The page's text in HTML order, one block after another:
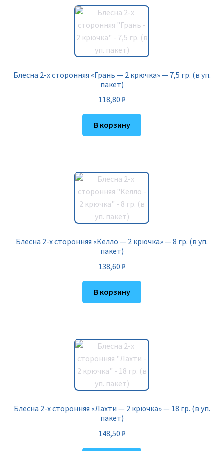
Блесна 2-х сторонняя «Грань — 2 крючка» — 7,5 гр. (в уп.
пакет)
118,80 ₽
В корзину
Блесна 2-х сторонняя «Келло — 2 крючка» — 8 гр. (в уп.
пакет)
138,60 ₽
В корзину
Блесна 2-х сторонняя «Лахти — 2 крючка» — 18 гр. (в уп.
пакет)
148,50 ₽